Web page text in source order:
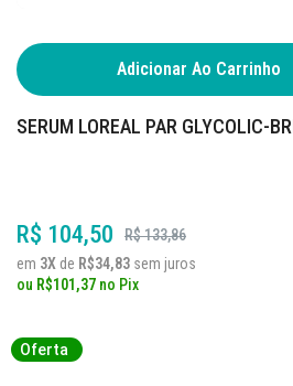
Adicionar Ao Carrinho
SERUM LOREAL PAR GLYCOLIC-
R$ 104,50
R$ 133,86
em 3X de R$34,83 sem juros
ou R$101,37 no Pix
Oferta
Oferta